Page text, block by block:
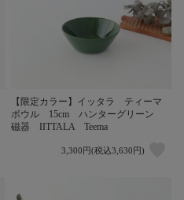
【限定カラー】イッタラ ティーマ
ボウル 15cm ハンターグリーン
磁器 IITTALA Teema
3,300円(税込3,630円)